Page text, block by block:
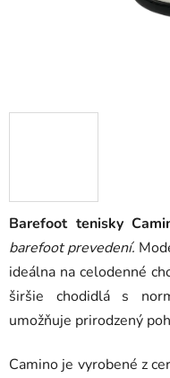
Barefoot tenisky
barefoot prevedení.
ideálna na celodenné
širšie chodidlá s
umožňuje prirodzený
Camino je vyrobené z